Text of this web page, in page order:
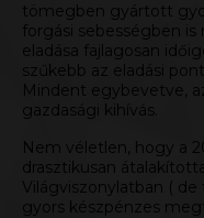
tömegben gyártott
forgási sebességben
eladása fajlagosan
szűkebb az eladási
Mindent egybevetve,
gazdasági kihívás.
Nem véletlen, hogy a
drasztikusan
Világviszonylatban (
gyors készpénzes